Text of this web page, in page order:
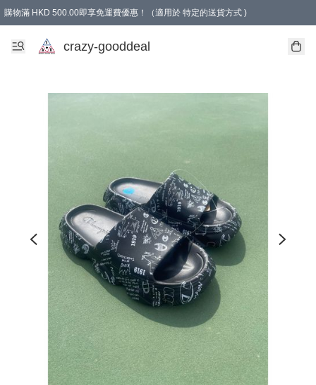
購物滿 HKD 500.00即享免運費優惠！（適用於 特定的送貨方式 )
成為會員可享免費禮品
crazy-gooddeal